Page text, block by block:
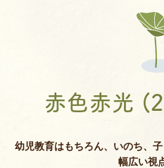
赤色赤光
幼児教育はもちろん、いのち、
幅広い視